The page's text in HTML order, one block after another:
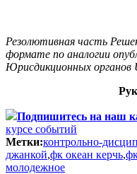
Резолютивная часть
формате по аналогии
Юрисдикционных органов
Подпишитесь на наш
курсе событий
Метки:контрольно-
джанкой,фк океан керчь,
молодежное